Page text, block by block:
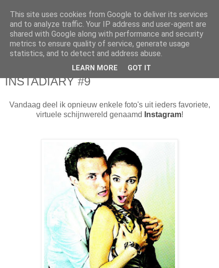
Sarahdise
Welcome to Sarahdise.
woensdag 9 september 2015
INSTADIARY #9
Vandaag deel ik opnieuw enkele foto's uit ieders favoriete,
virtuele schijnwereld genaamd
Instagram!
This site uses cookies from Google to deliver its services
and to analyze traffic. Your IP address and user-agent are
shared with Google along with performance and security
metrics to ensure quality of service, generate usage
statistics, and to detect and address abuse.
LEARN MORE GOT IT